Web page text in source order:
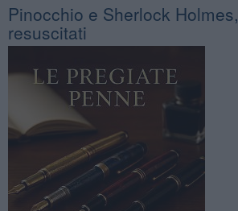
Pinocchio e Sherlock
resuscitati